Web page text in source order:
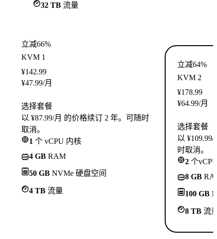
32 TB 流量
立减66%
KVM 1
¥142.99
¥47.99/月
选择套餐
以 ¥87.99/月 的价格续订 2 年。可随时
取消。
1 个 vCPU 内核
4 GB RAM
50 GB NVMe 硬盘空间
4 TB 流量
立减64%
KVM 2
¥178.99
¥64.99/月
选择套餐
以
时取消。
2 个
8 GB
100 GB
8 TB 流